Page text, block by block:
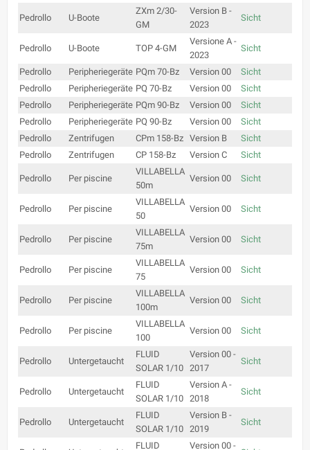
Pedrollo U-Boote
ZXm 2/30-
GM
Version B -
2023
Sicht
Pedrollo U-Boote TOP 4-GM
Versione A -
2023
Sicht
Pedrollo Peripheriegeräte PQm 70-Bz Version 00
Sicht
Pedrollo
Peripheriegeräte PQ 70-Bz Version 00
Sicht
Pedrollo
Peripheriegeräte PQm 90-Bz Version 00
Sicht
Pedrollo
Peripheriegeräte PQ 90-Bz Version 00
Sicht
Pedrollo
Zentrifugen CPm 158-Bz Version B
Sicht
Pedrollo
Zentrifugen CP 158-Bz Version C Sicht
Pedrollo Per piscine
VILLABELLA
50m
Version 00 Sicht
Pedrollo Per piscine
VILLABELLA
50
Version 00 Sicht
Pedrollo Per piscine
VILLABELLA
75m
Version 00 Sicht
Pedrollo Per piscine
VILLABELLA
75
Version 00 Sicht
Pedrollo Per piscine
VILLABELLA
100m
Version 00 Sicht
Pedrollo Per piscine
VILLABELLA
100
Version 00 Sicht
Pedrollo Untergetaucht
FLUID
SOLAR 1/10
Version 00 -
2017
Sicht
Pedrollo Untergetaucht
FLUID
SOLAR 1/10
Version A -
2018
Sicht
Pedrollo Untergetaucht
FLUID
SOLAR 1/10
Version B -
2019
Sicht
FLUID Version 00 -